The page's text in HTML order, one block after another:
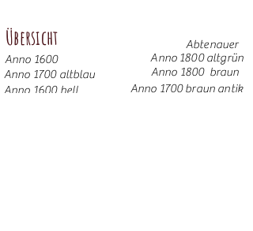
Abtenauer
Übersicht
Anno 1600
Anno 1700 altblau
Anno 1600 hell
Anno 1800 altgrün
Anno 1800 braun
Anno 1700 braun antik